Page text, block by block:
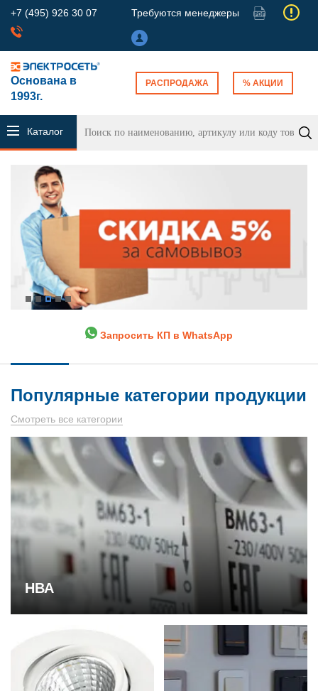
+7 (495) 926 30 07 Требуются менеджеры
Основана в
1993г.
РАСПРОДАЖА % АКЦИИ
Каталог
продукции
Запросить КП в WhatsApp
Популярные категории продукции
Смотреть все категории
НВА